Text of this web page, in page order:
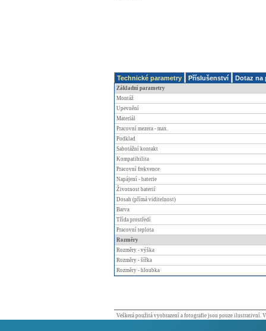
Technické parametry Příslušenství Dotaz na
Základní parametry
Montáž
Upevnění
Materiál
Pracovní mezera - max.
Podklad
Sabotážní kontakt
Kompatibilita
Pracovní frekvence
Napájení - baterie
Životnost baterií
Dosah (přímá viditelnost)
Barva
Třída prostředí
Pracovní teplota
Rozměry
Rozměry - výška
Rozměry - šířka
Rozměry - hloubka
Veškerá použitá vyobrazení a fotografie jsou pouze ilustrativní.